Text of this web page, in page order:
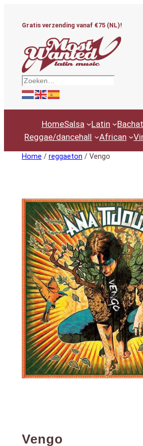
Gratis verzending vanaf €75 (NL)!
Zoeken
HomeSalsa Latin
Reggae/dancehall
African
Home / reggaeton / Vengo
Vengo